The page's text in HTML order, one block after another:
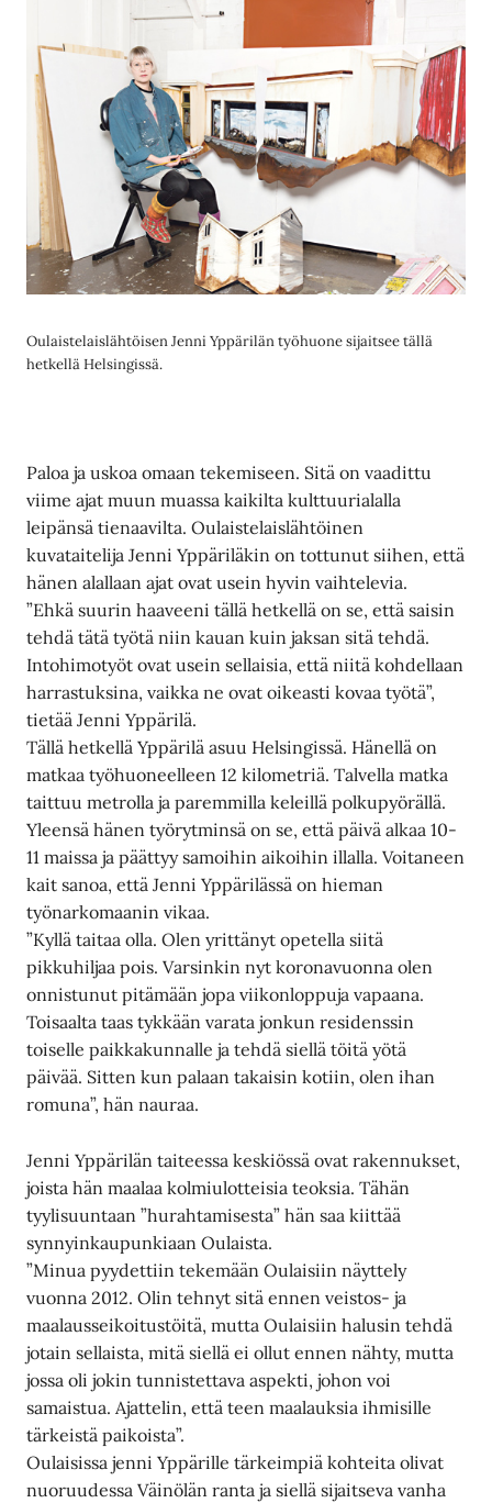
Oulaistelaislähtöisen Jenni Yppärilän työhuone sijaitsee tällä
hetkellä Helsingissä.
Paloa ja uskoa omaan tekemiseen. Sitä on vaadittu
viime ajat muun muassa kaikilta kulttuurialalla
leipänsä tienaavilta. Oulaistelaislähtöinen
kuvataitelija Jenni Yppäriläkin on tottunut siihen, että
hänen alallaan ajat ovat usein hyvin vaihtelevia.
”Ehkä suurin haaveeni tällä hetkellä on se, että saisin
tehdä tätä työtä niin kauan kuin jaksan sitä tehdä.
Intohimotyöt ovat usein sellaisia, että niitä kohdellaan
harrastuksina, vaikka ne ovat oikeasti kovaa työtä”,
tietää Jenni Yppärilä.
Tällä hetkellä Yppärilä asuu Helsingissä. Hänellä on
matkaa työhuoneelleen 12 kilometriä. Talvella matka
taittuu metrolla ja paremmilla keleillä polkupyörällä.
Yleensä hänen työrytminsä on se, että päivä alkaa 10-
11 maissa ja päättyy samoihin aikoihin illalla. Voitaneen
kait sanoa, että Jenni Yppärilässä on hieman
työnarkomaanin vikaa.
”Kyllä taitaa olla. Olen yrittänyt opetella siitä
pikkuhiljaa pois. Varsinkin nyt koronavuonna olen
onnistunut pitämään jopa viikonloppuja vapaana.
Toisaalta taas tykkään varata jonkun residenssin
toiselle paikkakunnalle ja tehdä siellä töitä yötä
päivää. Sitten kun palaan takaisin kotiin, olen ihan
romuna”, hän nauraa.
Jenni Yppärilän taiteessa keskiössä ovat rakennukset,
joista hän maalaa kolmiulotteisia teoksia. Tähän
tyylisuuntaan ”hurahtamisesta” hän saa kiittää
synnyinkaupunkiaan Oulaista.
”Minua pyydettiin tekemään Oulaisiin näyttely
vuonna 2012. Olin tehnyt sitä ennen veistos- ja
maalausseikoitustöitä, mutta Oulaisiin halusin tehdä
jotain sellaista, mitä siellä ei ollut ennen nähty, mutta
jossa oli jokin tunnistettava aspekti, johon voi
samaistua. Ajattelin, että teen maalauksia ihmisille
tärkeistä paikoista”.
Oulaisissa jenni Yppärille tärkeimpiä kohteita olivat
nuoruudessa Väinölän ranta ja siellä sijaitseva vanha